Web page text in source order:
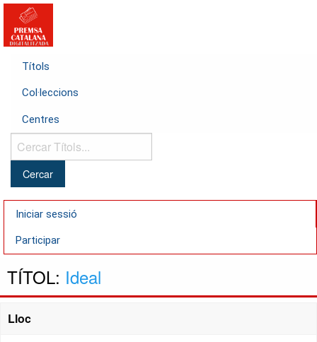
Títols
Col·leccions
Centres
Cercar
Títols...
Iniciar sessió
Participar
TÍTOL: Ideal
Lloc